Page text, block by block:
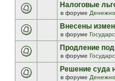
Налоговые
в форуме
Внесены
в форуме
Продление
в форуме
Решение суда
в форуме